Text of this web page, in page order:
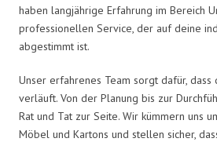
haben langjährige Erfahrung im Bereich
professionellen Service, der auf deine
abgestimmt ist.
Unser erfahrenes Team sorgt dafür,
verläuft. Von der Planung bis zur
Rat und Tat zur Seite. Wir kümmern uns
Möbel und Kartons und stellen sicher,